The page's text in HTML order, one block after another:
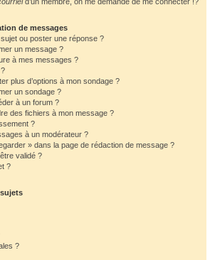
de messages
ou poster une réponse ?
un message ?
à mes messages ?
plus d’options à mon sondage ?
un sondage ?
à un forum ?
des fichiers à mon message ?
?
à un modérateur ?
» dans la page de rédaction de message ?
validé ?
?
?